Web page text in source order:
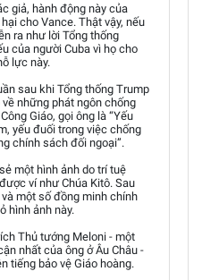
giả, hành động này của
cho Vance. Thật vậy, nếu
ra như lời Tổng thống
của người Cuba vì họ cho
lực này.
sau khi Tổng thống Trump
những phát ngôn chống
Giáo, gọi ông là “Yếu
yếu đuối trong việc chống
chính sách đối ngoại”.
một hình ảnh do trí tuệ
ví như Chúa Kitô. Sau
một số đồng minh chính
hình ảnh này.
Thủ tướng Meloni - một
nhất của ông ở Âu Châu -
tiếng bảo vệ Giáo hoàng.